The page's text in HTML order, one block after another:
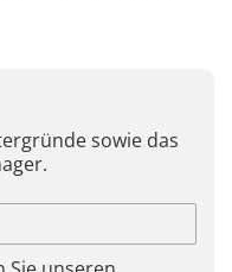
sowie das